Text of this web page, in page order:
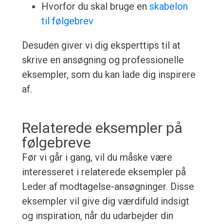
Hvorfor du skal bruge en skabelon
til følgebrev
Desuden giver vi dig eksperttips til at
skrive en ansøgning og professionelle
eksempler, som du kan lade dig inspirere
af.
Relaterede eksempler på
følgebreve
Før vi går i gang, vil du måske være
interesseret i relaterede eksempler på
Leder af modtagelse-ansøgninger. Disse
eksempler vil give dig værdifuld indsigt
og inspiration, når du udarbejder din